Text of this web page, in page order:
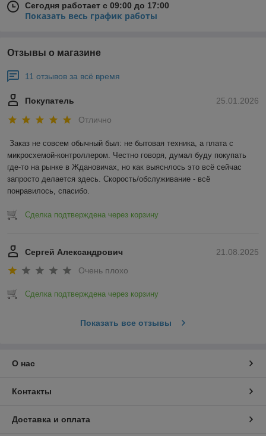
Сегодня работает с 09:00 до 17:00
Показать весь график работы
Отзывы о магазине
11 отзывов за всё время
25.01.2026
Покупатель
Отлично
Заказ не совсем обычный был: не бытовая техника, а плата с
микросхемой-контроллером. Честно говоря, думал буду покупать
где-то на рынке в Ждановичах, но как выяснлось это всё сейчас
запросто делается здесь. Скорость/обслуживание - всё
понравилось, спасибо.
Сделка подтверждена через корзину
21.08.2025
Сергей Александрович
Очень плохо
Сделка подтверждена через корзину
Показать все отзывы
О нас
Контакты
Доставка и оплата